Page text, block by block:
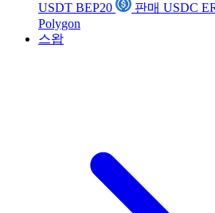
USDT BEP20
판매 USDC
Polygon
스왑